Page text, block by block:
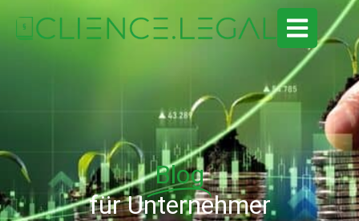
Blog
für Unternehmer